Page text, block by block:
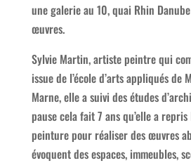
une galerie au 10, quai Rhin
œuvres.
Sylvie Martin, artiste peintre qui
issue de l’école d’arts appliqués de
Marne, elle a suivi des études
pause cela fait 7 ans qu’elle a
peinture pour réaliser des œuvres
évoquent des espaces, immeubles,